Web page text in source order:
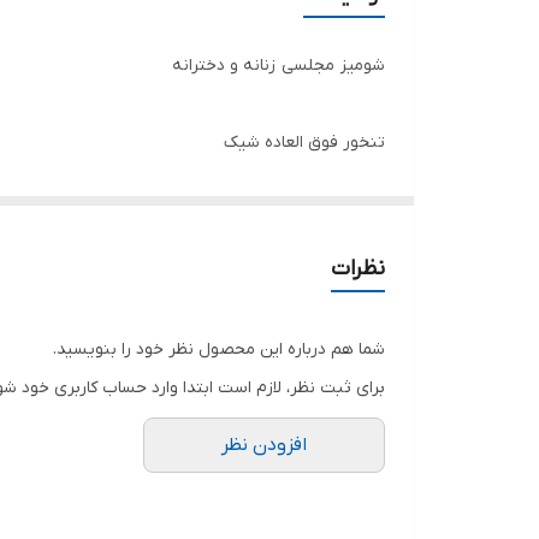
شومیز مجلسی زنانه و دخترانه
تنخور فوق العاده شیک
اگر سایز مدنظر در سایت نیست از واتس آپ پیام بدین
.
توجه توجه : دوستان عزیز لطفا در هنگام انتخاب
فقط تعویض سایز داریم
نظرات
شما هم درباره این محصول نظر خود را بنویسید.
برای ثبت نظر، لازم است ابتدا وارد حساب کاربری خود
افزودن نظر